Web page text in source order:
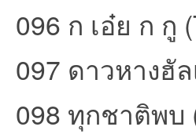
096 ก เอ๋ย ก กู
097 ดาวหางฮั
098 ทุกชาติพบ